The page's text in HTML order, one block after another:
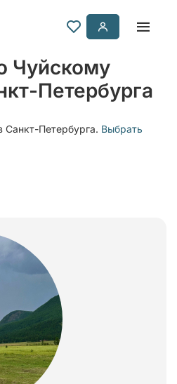
Чуйскому
Петербурга
Санкт-Петербурга. Выбрать